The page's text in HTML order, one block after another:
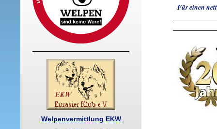
Welpenvermittlung EKW
Für einen